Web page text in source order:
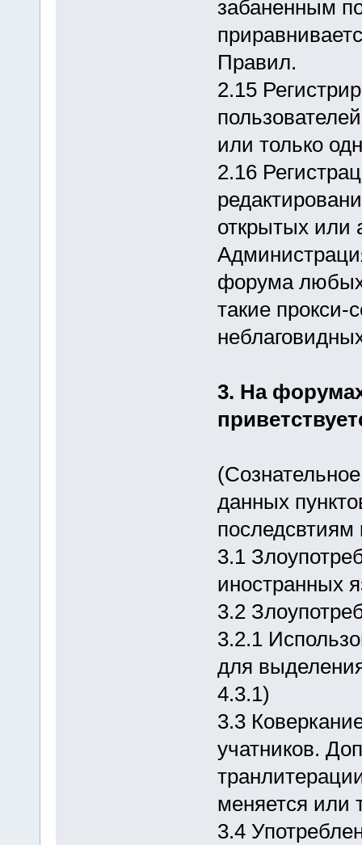
забаненным
Правил.
2.15
или только
2.16
открытых или
форума любых
такие прокси-
3. На
данных
3.1
иностранных
3.2
3.2.1
для
4.3.1)
3.3
учатников.
меняется или
3.4